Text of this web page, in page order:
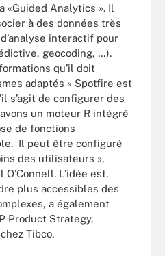
«Guided Analytics ». Il
à des données très
interactif pour
geocoding, …).
qu’il doit
adaptés « Spotfire est
s’agit de configurer des
un moteur R intégré
de fonctions
Il peut être configuré
des utilisateurs »,
L’idée est,
plus accessibles des
a également
Product Strategy,
Tibco.